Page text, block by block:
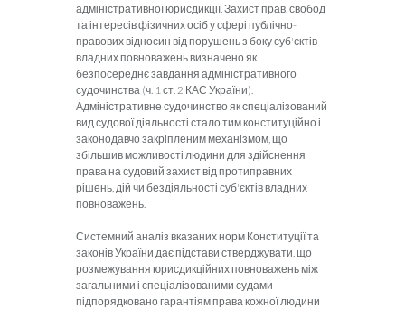
адміністративної юрисдикції. Захист прав, свобод
та інтересів фізичних осіб у сфері публічно-
правових відносин від порушень з боку суб'єктів
владних повноважень визначено як
безпосереднє завдання адміністративного
судочинства (ч. 1 ст. 2 КАС України).
Адміністративне судочинство як спеціалізований
вид судової діяльності стало тим конституційно і
законодавчо закріпленим механізмом, що
збільшив можливості людини для здійснення
права на судовий захист від протиправних
рішень, дій чи бездіяльності суб'єктів владних
повноважень.
Системний аналіз вказаних норм Конституції та
законів України дає підстави стверджувати, що
розмежування юрисдикційних повноважень між
загальними і спеціалізованими судами
підпорядковано гарантіям права кожної людини